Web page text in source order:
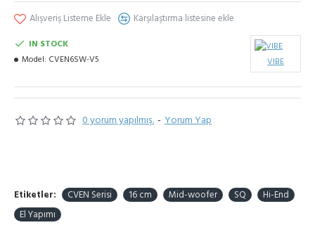
IN STOCK
Model: CVEN6SW-V5 VIBE
0 yorum yapılmış. - Yorum Yap
Alışveriş Listeme Ekle Karşılaştırma listesine ekle
Etiketler: CVEN Serisi 16 cm Mid-woofer SQ
Hi-End
El Yapımı